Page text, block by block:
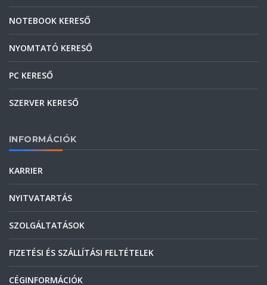
NOTEBOOK KERESŐ
NYOMTATÓ KERESŐ
PC KERESŐ
SZERVER KERESŐ
INFORMÁCIÓK
KARRIER
NYITVATARTÁS
SZOLGÁLTATÁSOK
FIZETÉSI ÉS SZÁLLÍTÁSI FELTÉTELEK
CÉGINFORMÁCIÓK